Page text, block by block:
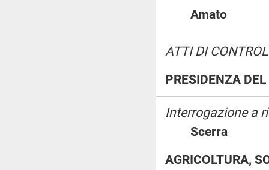
Amato
ATTI DI
PRESIDENZA
Interrogazione a
Scerra
AGRICOLTURA,